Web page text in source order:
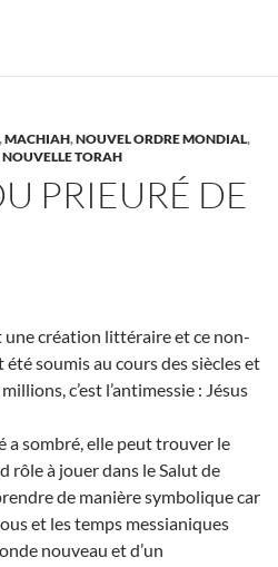
,MACHIAH,NOUVEL ORDRE MONDIAL,
NOUVELLE TORAH
PRIEURÉ DE
une création littéraire et ce non-
soumis au cours des siècles et
c’est l’antimessie : Jésus
a sombré, elle peut trouver le
rôle à jouer dans le Salut de
de manière symbolique car
et les temps messianiques
nouveau et d’un